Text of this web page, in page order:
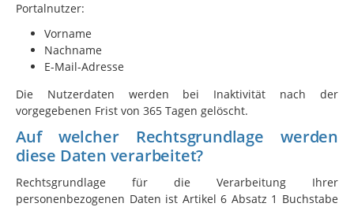
Portalnutzer:
Vorname
Nachname
E-Mail-Adresse
Die Nutzerdaten werden bei Inaktivität nach der
vorgegebenen Frist von 365 Tagen gelöscht.
Auf welcher Rechtsgrundlage werden
diese Daten verarbeitet?
Rechtsgrundlage für die Verarbeitung Ihrer
personenbezogenen Daten ist Artikel 6 Absatz 1 Buchstabe